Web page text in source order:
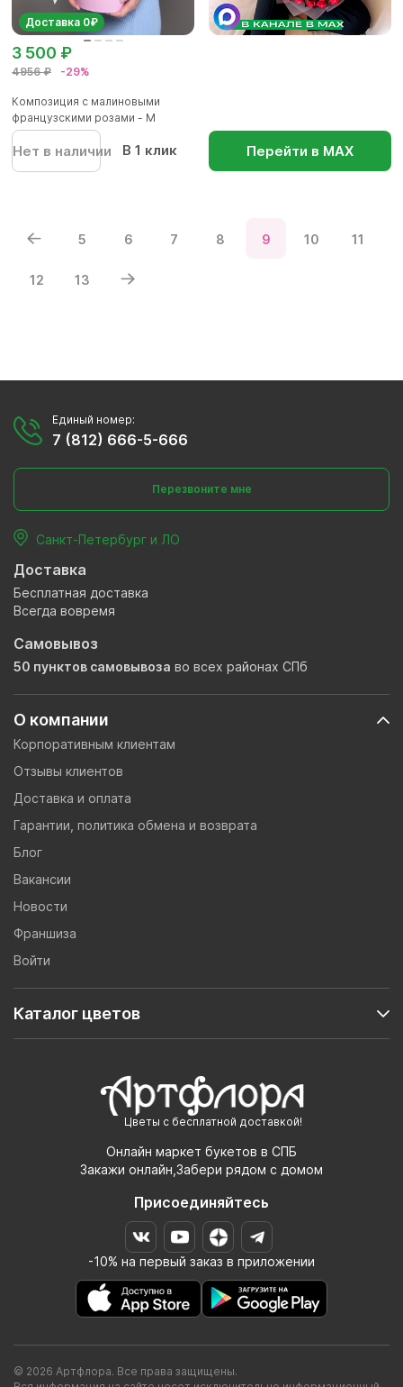
Доставка 0₽
4956 ₽ -29%
3 500 ₽
Композиция с малиновыми
французскими розами - M
Нет в наличии В 1 клик Перейти в МАХ
5 6 7 8 9 10 11
12 13
Цветы с бесплатной доставкой!
Онлайн маркет букетов в СПБ
Закажи онлайн,Забери рядом с домом
Присоединяйтесь
-10% на первый заказ в приложении
О компании
Корпоративным клиентам
Отзывы клиентов
Доставка и оплата
Гарантии, политика обмена и возврата
Блог
Вакансии
Новости
Франшиза
Войти
Каталог цветов
Единый номер:
7 (812) 666-5-666
Перезвоните мне
Санкт-Петербург и ЛО
Доставка
Бесплатная доставка
Всегда вовремя
Самовывоз
50 пунктов самовывоза во всех районах СПб
© 2026 Артфлора. Все права защищены.